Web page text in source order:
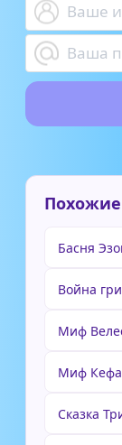
Басня
Война
Миф
Миф
Сказка